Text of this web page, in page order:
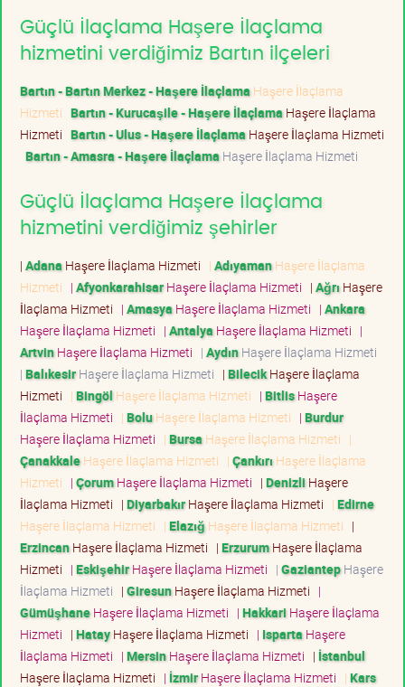
Güçlü İlaçlama Haşere İlaçlama
hizmetini verdiğimiz Bartın ilçeleri
Bartın - Bartın Merkez - Haşere İlaçlama Haşere İlaçlama
Hizmeti Bartın - Kurucaşile - Haşere İlaçlama Haşere İlaçlama
Hizmeti Bartın - Ulus - Haşere İlaçlama Haşere İlaçlama Hizmeti
Bartın - Amasra - Haşere İlaçlama Haşere İlaçlama Hizmeti
Güçlü İlaçlama Haşere İlaçlama
hizmetini verdiğimiz şehirler
| Adana Haşere İlaçlama Hizmeti | AdıyamanHaşere İlaçlama
Hizmeti | AfyonkarahisarHaşere İlaçlama Hizmeti | Ağrı Haşere
İlaçlama Hizmeti | Amasya Haşere İlaçlama Hizmeti | Ankara
Haşere İlaçlama Hizmeti | Antalya Haşere İlaçlama Hizmeti |
ArtvinHaşere İlaçlama Hizmeti | AydınHaşere İlaçlama Hizmeti
| BalıkesirHaşere İlaçlama Hizmeti | BilecikHaşere İlaçlama
Hizmeti | Bingöl Haşere İlaçlama Hizmeti | BitlisHaşere
İlaçlama Hizmeti | BoluHaşere İlaçlama Hizmeti | Burdur
Haşere İlaçlama Hizmeti | Bursa Haşere İlaçlama Hizmeti |
ÇanakkaleHaşere İlaçlama Hizmeti | Çankırı Haşere İlaçlama
Hizmeti | ÇorumHaşere İlaçlama Hizmeti | Denizli Haşere
İlaçlama Hizmeti | DiyarbakırHaşere İlaçlama Hizmeti | Edirne
Haşere İlaçlama Hizmeti | Elazığ Haşere İlaçlama Hizmeti |
ErzincanHaşere İlaçlama Hizmeti | ErzurumHaşere İlaçlama
Hizmeti | EskişehirHaşere İlaçlama Hizmeti | GaziantepHaşere
İlaçlama Hizmeti | GiresunHaşere İlaçlama Hizmeti |
GümüşhaneHaşere İlaçlama Hizmeti | Hakkari Haşere İlaçlama
Hizmeti | HatayHaşere İlaçlama Hizmeti | Isparta Haşere
İlaçlama Hizmeti | MersinHaşere İlaçlama Hizmeti | İstanbul
Haşere İlaçlama Hizmeti | İzmirHaşere İlaçlama Hizmeti | Kars